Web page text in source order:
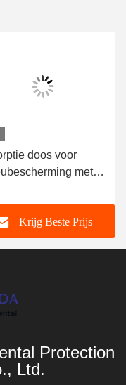
doos voor
met
Krijg Beste Prijs
Protection
Ltd.